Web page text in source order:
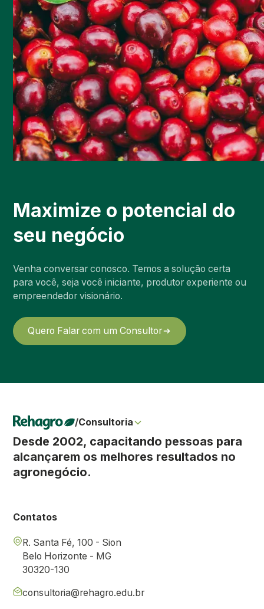
Maximize o potencial do
seu negócio
Venha conversar conosco. Temos a solução certa
para você, seja você iniciante, produtor experiente ou
empreendedor visionário.
Quero Falar com um Consultor
/Consultoria
Desde 2002, capacitando pessoas para
alcançarem os melhores resultados no
agronegócio.
Contatos
R. Santa Fé, 100 - Sion
Belo Horizonte - MG
30320-130
consultoria@rehagro.edu.br